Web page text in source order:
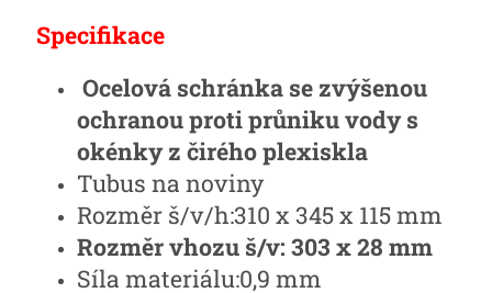
Specifikace
Ocelová schránka se zvýšenou
ochranou proti průniku vody s
okénky z čirého plexiskla
Tubus na noviny
Rozměr š/v/h:310 x 345 x 115 mm
Rozměr vhozu š/v: 303 x 28 mm
Síla materiálu:0,9 mm